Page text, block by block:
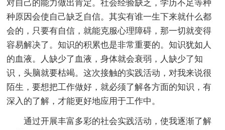
对自己的能力做出肯定。社会经验缺乏，学历不足等种
种原因会使自己缺乏自信。其实有谁一生下来就什么都
会的，只要有自信，就能克服心理障碍，那一切就变得
容易解决了。知识的积累也是非常重要的。知识犹如人
的血液。人缺少了血液，身体就会衰弱，人缺少了知
识，头脑就要枯竭。这次接触的实践活动，对我来说很
陌生，要想把工作做好，就必须了解各方面的知识，有
深入的了解，才能更好地应用于工作中。
通过开展丰富多彩的社会实践活动，使我逐渐了解